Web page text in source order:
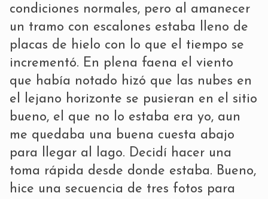
condiciones normales, pero al amanecer
un tramo con escalones estaba lleno de
placas de hielo con lo que el tiempo se
incrementó. En plena faena el viento
que había notado hizó que las nubes en
el lejano horizonte se pusieran en el sitio
bueno, el que no lo estaba era yo, aun
me quedaba una buena cuesta abajo
para llegar al lago. Decidí hacer una
toma rápida desde donde estaba. Bueno,
hice una secuencia de tres fotos para